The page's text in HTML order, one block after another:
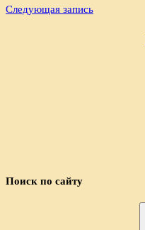
Следующая запись
Поиск по сайту